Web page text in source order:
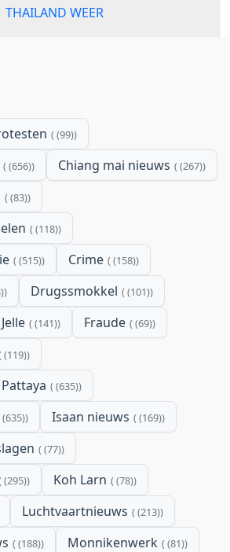
THAILAND WEER
(99)
(656) Chiang mai nieuws (267)
(83)
(118)
(515) Crime (158)
Drugssmokkel (101)
(141) Fraude (69)
(119)
(635)
(635) Isaan nieuws (169)
(77)
(295) Koh Larn (78)
Luchtvaartnieuws (213)
(188) Monnikenwerk (81)